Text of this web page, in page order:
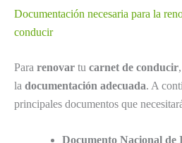
Documentación necesaria para la
conducir
Para renovar tu carnet de conducir
la documentación adecuada. A
principales documentos que
Documento Nacional